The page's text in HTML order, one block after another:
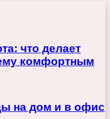
что делает
комфортным
на дом и в офис